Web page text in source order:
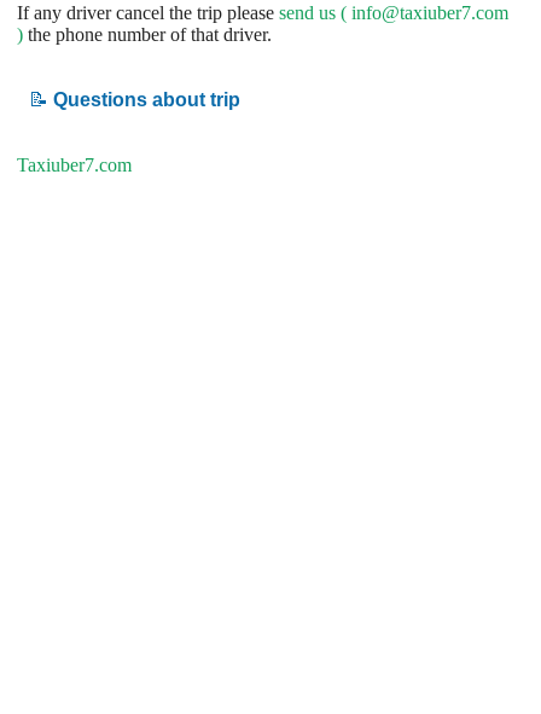
If any driver cancel the trip please send us ( info@taxiuber7.com
) the phone number of that driver.
📝 Questions about trip
Taxiuber7.com